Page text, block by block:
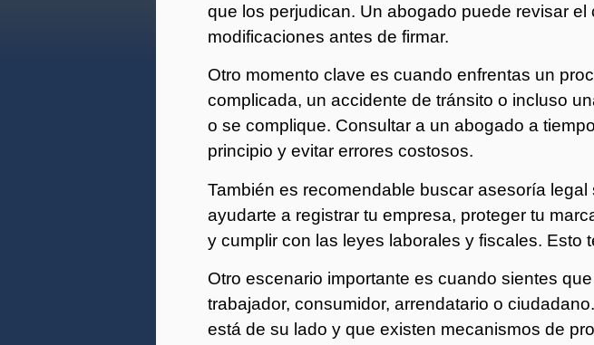
que los perjudican. Un abogado puede revisar
modificaciones antes de firmar.
Otro momento clave es cuando enfrentas un
complicada, un accidente de tránsito o incluso
o se complique. Consultar a un abogado a
principio y evitar errores costosos.
También es recomendable buscar asesoría
ayudarte a registrar tu empresa, proteger tu
y cumplir con las leyes laborales y fiscales. Esto
Otro escenario importante es cuando sientes
trabajador, consumidor, arrendatario o
está de su lado y que existen mecanismos de